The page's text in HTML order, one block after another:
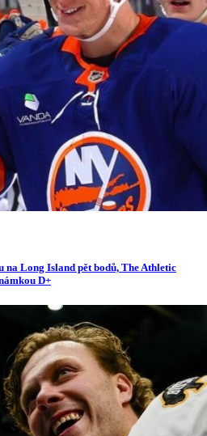
na Long Island pět bodů, The Athletic
D+